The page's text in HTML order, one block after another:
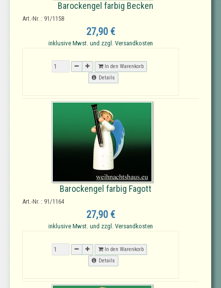
Barockengel farbig Becken
Art.-Nr. : 91/1158
27,90 €
inklusive Mwst. und zzgl. Versandkosten
In den Warenkorb
Details
Barockengel farbig Fagott
Art.-Nr. : 91/1164
27,90 €
inklusive Mwst. und zzgl. Versandkosten
In den Warenkorb
Details